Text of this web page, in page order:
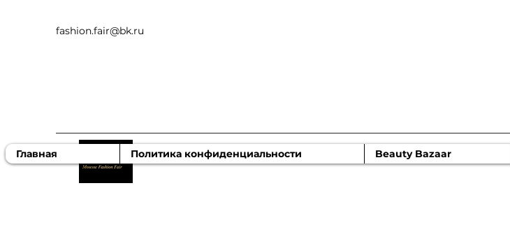
fashion.fair@bk.ru
MOSCOW FASHION FAIR 2022
Главная Политика конфиденциальности Beauty Bazaar